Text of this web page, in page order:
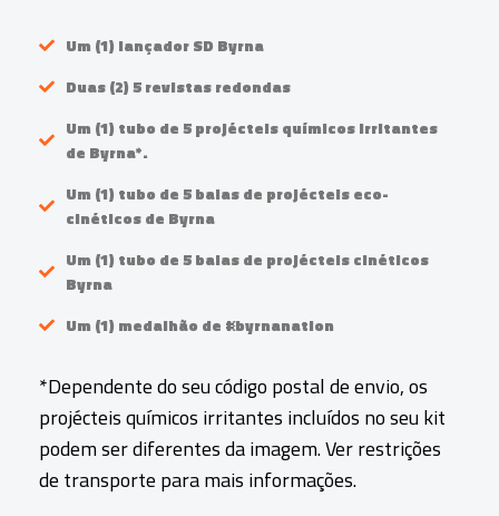
Um (1) lançador SD Byrna
Duas (2) 5 revistas redondas
Um (1) tubo de 5 projécteis químicos irritantes
de Byrna*.
Um (1) tubo de 5 balas de projécteis eco-
cinéticos de Byrna
Um (1) tubo de 5 balas de projécteis cinéticos
Byrna
Um (1) medalhão de #byrnanation
*Dependente do seu código postal de envio, os
projécteis químicos irritantes incluídos no seu kit
podem ser diferentes da imagem. Ver restrições
de transporte para mais informações.